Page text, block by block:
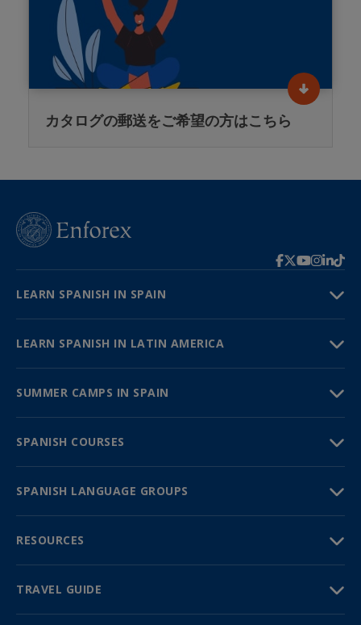
カタログの郵送をご希望の方はこちら
LEARN SPANISH IN SPAIN
LEARN SPANISH IN LATIN AMERICA
SUMMER CAMPS IN SPAIN
SPANISH COURSES
SPANISH LANGUAGE GROUPS
RESOURCES
TRAVEL GUIDE